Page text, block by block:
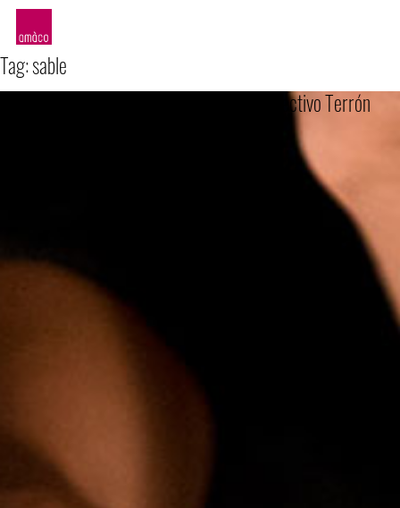
Tag:sable
Le Roi des Sables, spectacle signé Colectivo Terrón